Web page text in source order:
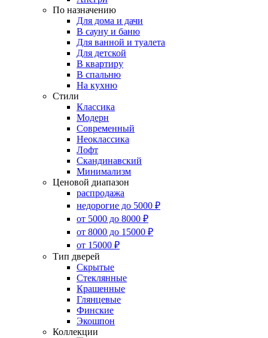
По назначению
Для дома и дачи
В сауну и баню
Для ванной и туалета
Для детской
В квартиру
В спальню
На кухню
Стили
Классика
Модерн
Современный
Неоклассика
Лофт
Скандинавский
Минимализм
Ценовой диапазон
распродажа
недорогие до 5000 ₽
от 5000 до 8000 ₽
от 8000 до 15000 ₽
от 15000 ₽
Тип дверей
Скрытые
Стеклянные
Крашенные
Глянцевые
Финские
Экошпон
Коллекции